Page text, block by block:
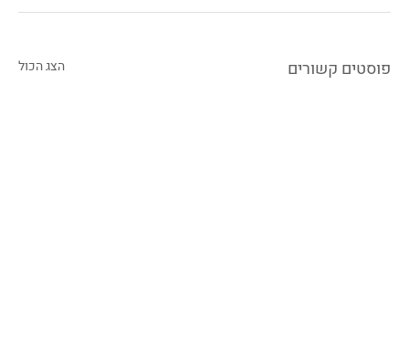
פוסטים קשורים הצג הכול